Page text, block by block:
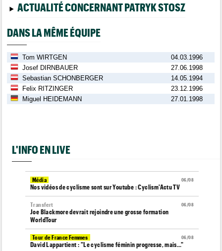
ACTUALITÉ CONCERNANT PATRYK STOSZ
DANS LA MÊME ÉQUIPE
Tom WIRTGEN
04.03.1996
Josef DIRNBAUER
27.06.1998
Sebastian SCHONBERGER
14.05.1994
Felix RITZINGER
23.12.1996
Miguel HEIDEMANN
27.01.1998
L'INFO EN LIVE
06/08
Média
Nos vidéos de cyclisme sont sur Youtube : Cyclism'Actu TV
06/08
Transfert
Joe Blackmore devrait rejoindre une grosse formation
WorldTour
06/08
Tour de France Femmes
David Lappartient : "Le cyclisme féminin progresse, mais…"